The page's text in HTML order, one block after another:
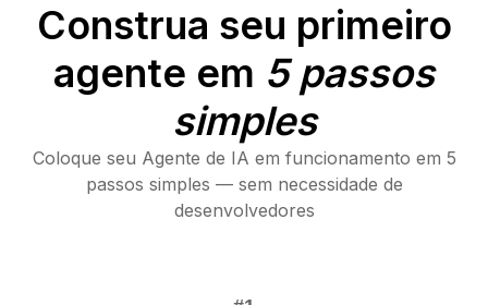
Construa seu primeiro
agente em 5 passos
simples
Coloque seu Agente de IA em funcionamento em 5
passos simples — sem necessidade de
desenvolvedores